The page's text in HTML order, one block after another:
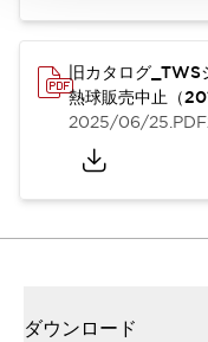
旧カタログ
熱球販売中止（
2025/06/25.PDF
ダウンロード